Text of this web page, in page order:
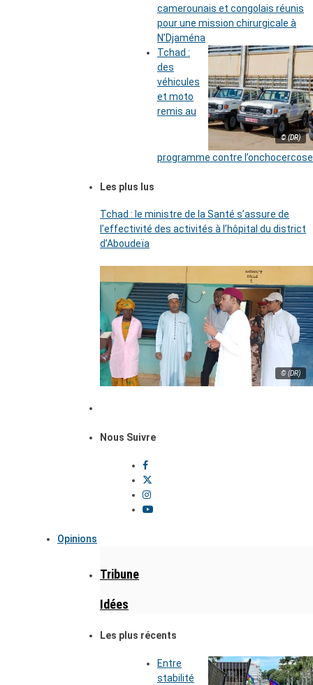
camerounais et congolais réunis
pour une mission chirurgicale à
N’Djaména
© (DR)
Tchad :
des
véhicules
et moto
remis au
programme contre l’onchocercose
Les plus lus
Tchad : le ministre de la Santé s’assure de
l’effectivité des activités à l’hôpital du district
d’Aboudeïa
© (DR)
Nous Suivre
Opinions
Tribune
Idées
Les plus récents
Entre
stabilité